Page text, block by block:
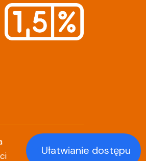
chotekstudio
Ułatwianie dostępu